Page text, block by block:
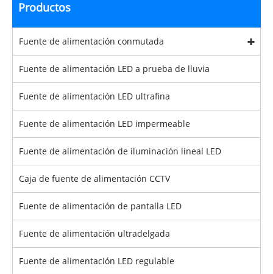
Productos
Fuente de alimentación conmutada
Fuente de alimentación LED a prueba de lluvia
Fuente de alimentación LED ultrafina
Fuente de alimentación LED impermeable
Fuente de alimentación de iluminación lineal LED
Caja de fuente de alimentación CCTV
Fuente de alimentación de pantalla LED
Fuente de alimentación ultradelgada
Fuente de alimentación LED regulable